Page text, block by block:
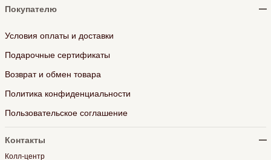
Покупателю
Условия оплаты и доставки
Подарочные сертификаты
Возврат и обмен товара
Политика конфиденциальности
Пользовательское соглашение
Контакты
Колл-центр